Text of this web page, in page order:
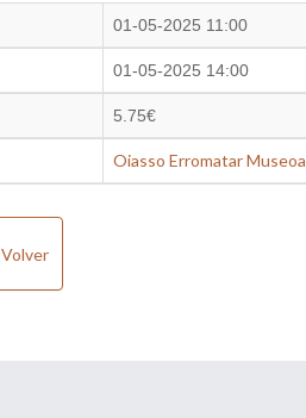
01-05-2025 11:00
01-05-2025 14:00
5.75€
Oiasso Erromatar Museoa
Volver